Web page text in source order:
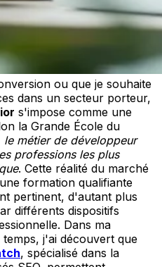
ou que je souhaite
dans un secteur porteur,
s'impose comme une
la Grande École du
le métier de développeur
professions les plus
. Cette réalité du marché
formation qualifiante
pertinent, d'autant plus
différents dispositifs
Dans ma
j'ai découvert que
, spécialisé dans la